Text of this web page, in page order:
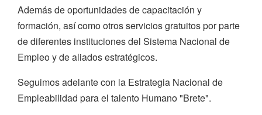
Además de oportunidades de capacitación y
formación, así como otros servicios gratuitos por parte
de diferentes instituciones del Sistema Nacional de
Empleo y de aliados estratégicos.
Seguimos adelante con la Estrategia Nacional de
Empleabilidad para el talento Humano "Brete".